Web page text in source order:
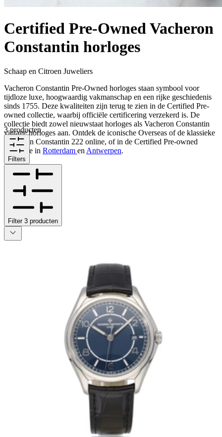
Certified Pre-Owned Vacheron
Constantin horloges
Schaap en Citroen Juweliers
Vacheron Constantin Pre-Owned horloges staan symbool voor
tijdloze luxe, hoogwaardig vakmanschap en een rijke geschiedenis
sinds 1755. Deze kwaliteiten zijn terug te zien in de Certified Pre-
owned collectie, waarbij officiële certificering verzekerd is. De
collectie biedt zowel nieuwstaat horloges als Vacheron Constantin
vintage horloges aan. Ontdek de iconische Overseas of de klassieke
Vacheron Constantin 222 online, of in de Certified Pre-owned
Boutique in Rotterdam en Antwerpen.
3 producten
Filters
Filter 3 producten